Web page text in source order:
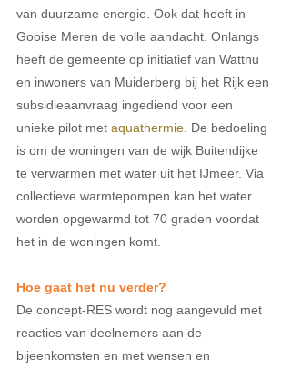
van duurzame energie. Ook dat heeft in
Gooise Meren de volle aandacht. Onlangs
heeft de gemeente op initiatief van Wattnu
en inwoners van Muiderberg bij het Rijk een
subsidieaanvraag ingediend voor een
unieke pilot met aquathermie . De bedoeling
is om de woningen van de wijk Buitendijke
te verwarmen met water uit het IJmeer. Via
collectieve warmtepompen kan het water
worden opgewarmd tot 70 graden voordat
het in de woningen komt.
Hoe gaat het nu verder?
De concept-RES wordt nog aangevuld met
reacties van deelnemers aan de
bijeenkomsten en met wensen en